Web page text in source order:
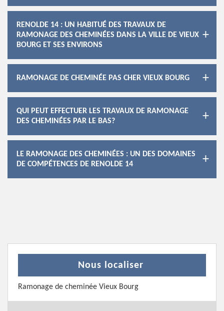
RENOLDE 14 : UN HABITUÉ DES TRAVAUX DE
RAMONAGE DES CHEMINÉES DANS LA VILLE DE VIEUX
BOURG ET SES ENVIRONS
RAMONAGE DE CHEMINÉE PAS CHER VIEUX BOURG
QUI PEUT EFFECTUER LES TRAVAUX DE RAMONAGE
DES CHEMINÉES PAR LE BAS?
LE RAMONAGE DES CHEMINÉES : UN DES DOMAINES
DE COMPÉTENCES DE RENOLDE 14
Nous localiser
Ramonage de cheminée Vieux Bourg